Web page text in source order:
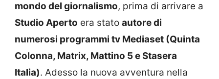
mondo del giornalismo, prima di arrivare a
Studio Aperto era stato autore di
numerosi programmi tv Mediaset (Quinta
Colonna, Matrix, Mattino 5 e Stasera
Italia). Adesso la nuova avventura nella